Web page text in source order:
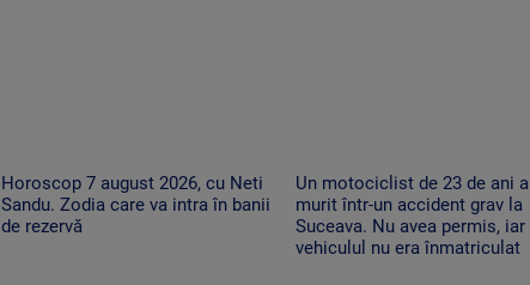
Horoscop 7 august 2026, cu Neti
Sandu. Zodia care va intra în banii
de rezervă
Un motociclist de 23 de ani a
murit într-un accident grav la
Suceava. Nu avea permis, iar
vehiculul nu era înmatriculat